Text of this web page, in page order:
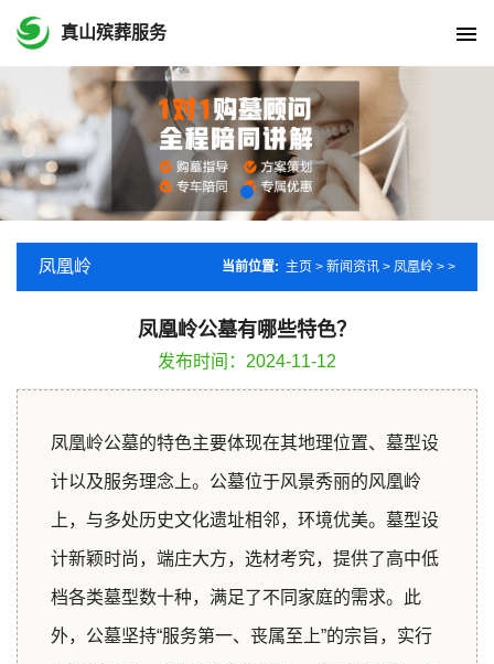
真山殡葬服务
凤凰岭 当前位置: 主页 > 新闻资讯 > 凤凰岭 > >
凤凰岭公墓有哪些特色？
发布时间：2024-11-12
凤凰岭公墓的特色主要体现在其地理位置、墓型设
计以及服务理念上。公墓位于风景秀丽的风凰岭
上，与多处历史文化遗址相邻，环境优美。墓型设
计新颖时尚，端庄大方，选材考究，提供了高中低
档各类墓型数十种，满足了不同家庭的需求。此
外，公墓坚持“服务第一、丧属至上”的宗旨，实行